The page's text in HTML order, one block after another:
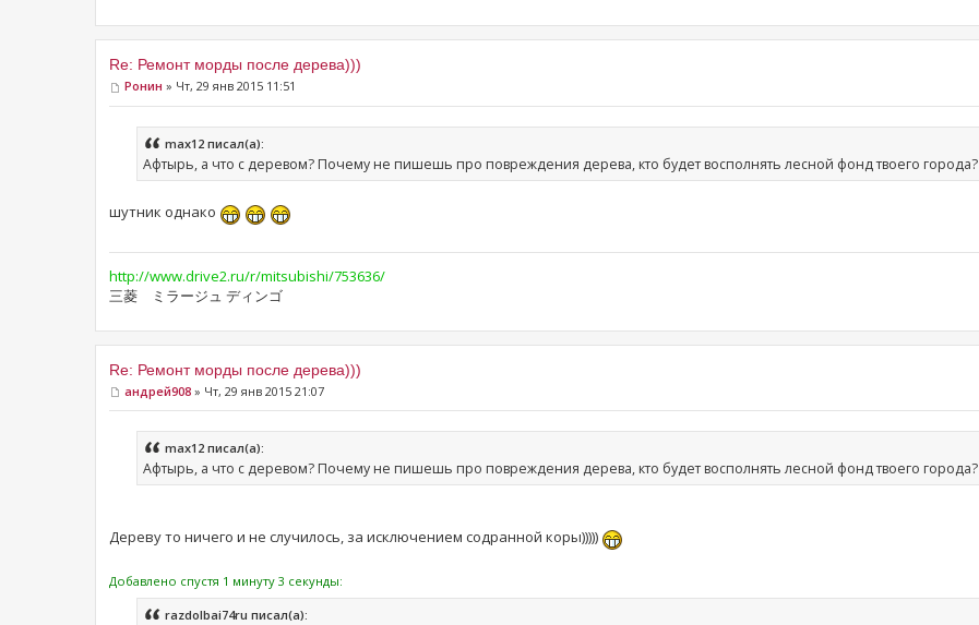
Re: Ремонт морды после дерева)))
Ронин » Чт, 29 янв 2015 11:51
max12 писал(а):
Афтырь, а что с деревом? Почему не пишешь про повреждения дерева, кто будет восполнять лесной фонд твоего города?
шутник однако
http://www.drive2.ru/r/mitsubishi/753636/
三菱 ミラージュ ディンゴ
Re: Ремонт морды после дерева)))
андрей908 » Чт, 29 янв 2015 21:07
max12 писал(а):
Афтырь, а что с деревом? Почему не пишешь про повреждения дерева, кто будет восполнять лесной фонд твоего города?
Дереву то ничего и не случилось, за исключением содранной коры)))))
Добавлено спустя 1 минуту 3 секунды:
razdolbai74ru писал(а):